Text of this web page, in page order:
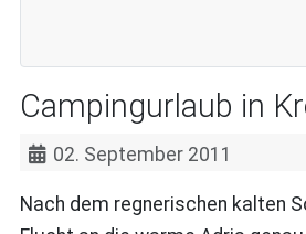
Campingurlaub in
02. September 2011
Nach dem regnerischen kalten